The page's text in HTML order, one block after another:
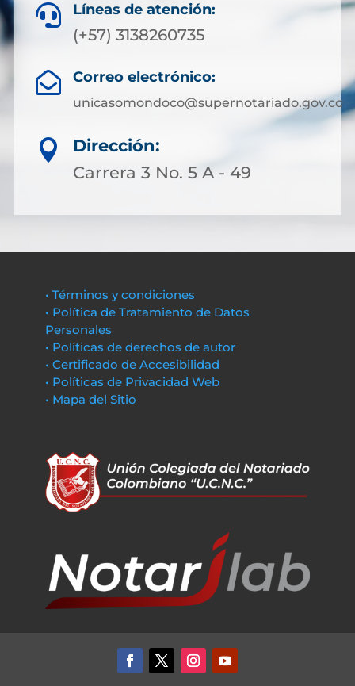
 Líneas de atención:
(+57) 3138260735
 Correo electrónico:
unicasomondoco@supernotariado.gov.co

Dirección:
Carrera 3 No. 5 A - 49
• Términos y condiciones
• Política de Tratamiento de Datos
Personales
• Políticas de derechos de autor
• Certificado de Accesibilidad
• Políticas de Privacidad Web
• Mapa del Sitio